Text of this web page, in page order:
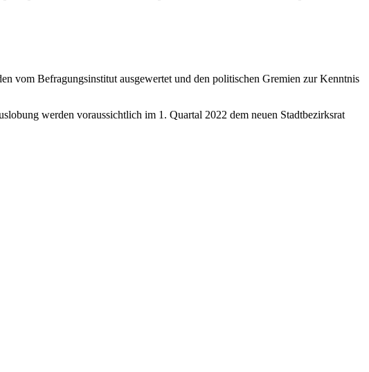
vom Befragungsinstitut ausgewertet und den politischen Gremien zur Kenntnis
werden voraussichtlich im 1. Quartal 2022 dem neuen Stadtbezirksrat